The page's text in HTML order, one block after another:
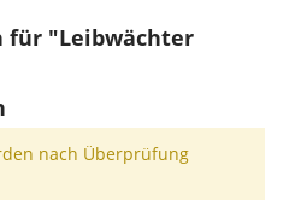
für "Leibwächter
nach Überprüfung